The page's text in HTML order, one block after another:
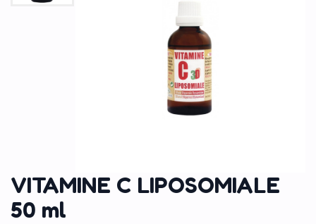
VITAMINE C LIPOSOMIALE
50 ml